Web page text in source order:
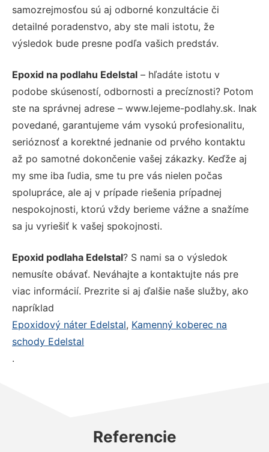
samozrejmosťou sú aj odborné konzultácie či
detailné poradenstvo, aby ste mali istotu, že
výsledok bude presne podľa vašich predstáv.
Epoxid na podlahu Edelstal – hľadáte istotu v
podobe skúseností, odbornosti a precíznosti? Potom
ste na správnej adrese – www.lejeme-podlahy.sk. Inak
povedané, garantujeme vám vysokú profesionalitu,
serióznosť a korektné jednanie od prvého kontaktu
až po samotné dokončenie vašej zákazky. Keďže aj
my sme iba ľudia, sme tu pre vás nielen počas
spolupráce, ale aj v prípade riešenia prípadnej
nespokojnosti, ktorú vždy berieme vážne a snažíme
sa ju vyriešiť k vašej spokojnosti.
Epoxid podlaha Edelstal? S nami sa o výsledok
nemusíte obávať. Neváhajte a kontaktujte nás pre
viac informácií. Prezrite si aj ďalšie naše služby, ako
napríklad
Epoxidový náter Edelstal, Kamenný koberec na
schody Edelstal
.
Referencie